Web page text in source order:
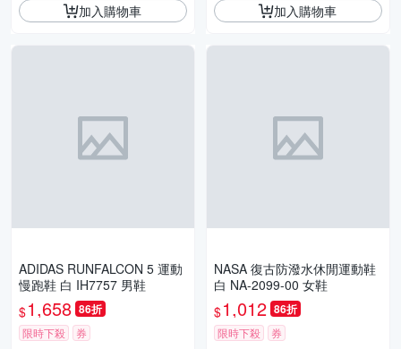
加入購物車 加入購物車
ADIDAS RUNFALCON 5 運動
慢跑鞋 白 IH7757 男鞋
$1,658 86折
限時下殺 券
NASA 復古防潑水休閒運動鞋
白 NA-2099-00 女鞋
$1,012 86折
限時下殺 券